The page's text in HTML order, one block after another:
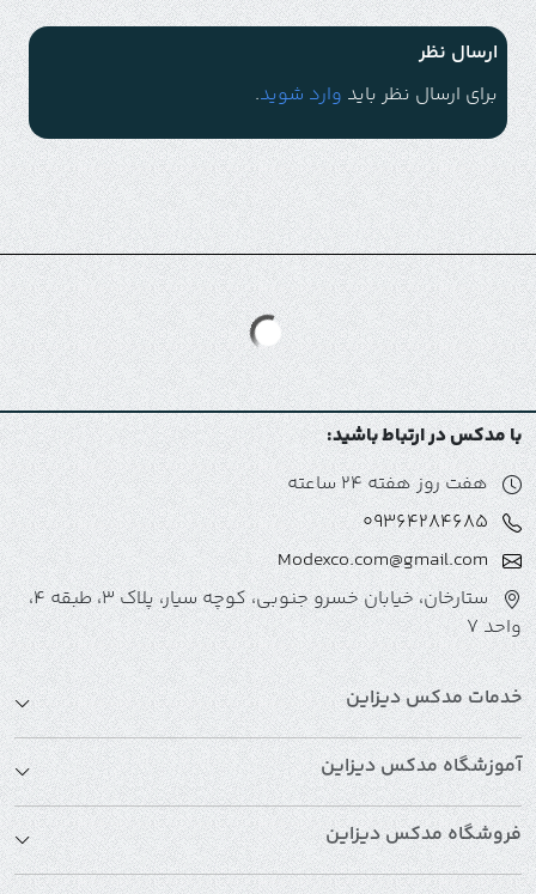
ارسال نظر
برای ارسال نظر باید وارد شوید.
با مدکس در ارتباط باشید:
هفت روز هفته 24 ساعته
09364284685
Modexco.com@gmail.com
ستارخان، خیابان خسرو جنوبی، کوچه سیار، پلاک 3، طبقه 4،
واحد 7
خدمات مدکس دیزاین
آموزشگاه مدکس دیزاین
فروشگاه مدکس دیزاین